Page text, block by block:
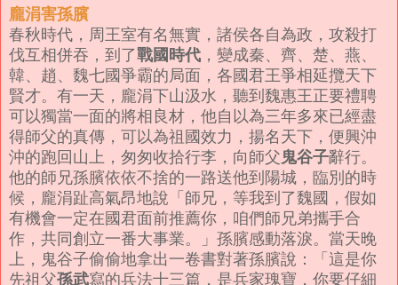
龐涓害孫臏
春秋時代，周王室有名無實，諸侯各自為政，攻殺打
伐互相併吞，到了戰國時代 ，變成秦、齊、楚、燕、
韓、趙、魏七國爭霸的局面，各國君王爭相延攬天下
賢才。有一天，龐涓下山汲水，聽到魏惠王正要禮聘
可以獨當一面的將相良材，他自以為三年多來已經盡
得師父的真傳，可以為祖國效力，揚名天下，便興沖
沖的跑回山上，匆匆收拾行李，向師父鬼谷子辭行。
他的師兄孫臏依依不捨的一路送他到陽城，臨別的時
候，龐涓趾高氣昂地說「師兄，等我到了魏國，假如
有機會一定在國君面前推薦你，咱們師兄弟攜手合
作，共同創立一番大事業。」孫臏感動落淚。當天晚
上，鬼谷子偷偷地拿出一卷書對著孫臏說：「這是你
先祖父孫武寫的兵法十三篇，是兵家瑰寶，你要仔細